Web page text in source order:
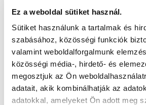
Ez a weboldal sütiket használ.
Sütiket használunk a tartalmak és
szabásához, közösségi funkciók
valamint weboldalforgalmunk
közösségi média-, hirdető- és
megosztjuk az Ön
adatait, akik kombinálhatják az
adatokkal, amelyeket Ön adott meg